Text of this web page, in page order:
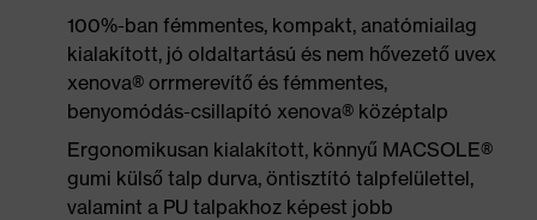
100%-ban fémmentes, kompakt, anatómiailag
kialakított, jó oldaltartású és nem hővezető uvex
xenova® orrmerevítő és fémmentes,
benyomódás-csillapító xenova® középtalp
Ergonomikusan kialakított, könnyű MACSOLE®
gumi külső talp durva, öntisztító talpfelülettel,
valamint a PU talpakhoz képest jobb